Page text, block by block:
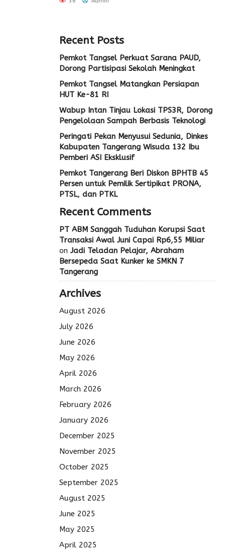
Recent Posts
Pemkot Tangsel Perkuat Sarana PAUD,
Dorong Partisipasi Sekolah Meningkat
Pemkot Tangsel Matangkan Persiapan
HUT Ke-81 RI
Wabup Intan Tinjau Lokasi TPS3R, Dorong
Pengelolaan Sampah Berbasis Teknologi
Peringati Pekan Menyusui Sedunia, Dinkes
Kabupaten Tangerang Wisuda 132 Ibu
Pemberi ASI Eksklusif
Pemkot Tangerang Beri Diskon BPHTB 45
Persen untuk Pemilik Sertipikat PRONA,
PTSL, dan PTKL
Recent Comments
PT ABM Sanggah Tuduhan Korupsi Saat
Transaksi Awal Juni Capai Rp6,55 Miliar
on Jadi Teladan Pelajar, Abraham
Bersepeda Saat Kunker ke SMKN 7
Tangerang
Archives
August 2026
July 2026
June 2026
May 2026
April 2026
March 2026
February 2026
January 2026
December 2025
November 2025
October 2025
September 2025
August 2025
June 2025
May 2025
April 2025